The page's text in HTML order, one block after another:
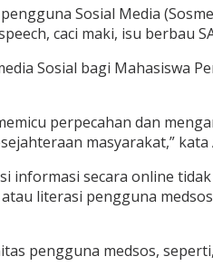
Sosial Media
caci maki, isu berbau
Sosial bagi Mahasiswa
perpecahan dan
masyarakat,” kata
secara online
literasi pengguna
pengguna medsos,